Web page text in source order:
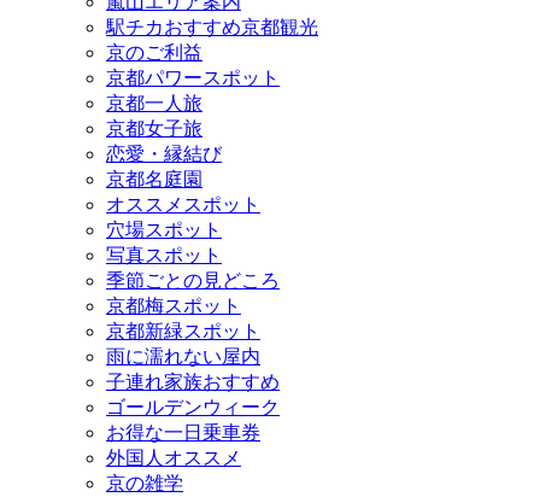
駅チカおすすめ京都観光
京のご利益
京都パワースポット
京都一人旅
京都女子旅
恋愛・縁結び
京都名庭園
オススメスポット
穴場スポット
写真スポット
季節ごとの見どころ
京都梅スポット
京都新緑スポット
雨に濡れない屋内
子連れ家族おすすめ
ゴールデンウィーク
お得な一日乗車券
外国人オススメ
京の雑学